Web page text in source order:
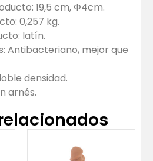
19,5 cm, Φ4cm.
0,257 kg.
latín.
Antibacteriano, mejor que
densidad.
arnés.